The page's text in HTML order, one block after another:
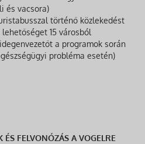
és vacsora)
történő közlekedést
15 városból
a programok során
probléma esetén)
FELVONÓZÁS A VOGELRE